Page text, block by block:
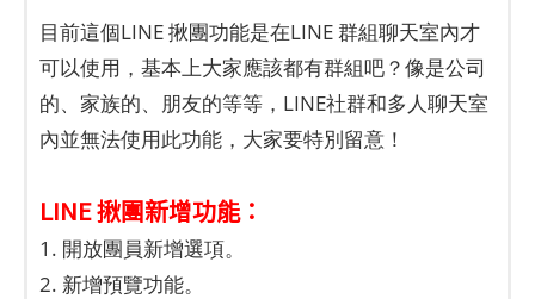
目前這個LINE 揪團功能是在LINE 群組聊天室內才
可以使用，基本上大家應該都有群組吧？像是公司
的、家族的、朋友的等等，LINE社群和多人聊天室
內並無法使用此功能，大家要特別留意！
LINE 揪團新增功能：
1. 開放團員新增選項。
2. 新增預覽功能。